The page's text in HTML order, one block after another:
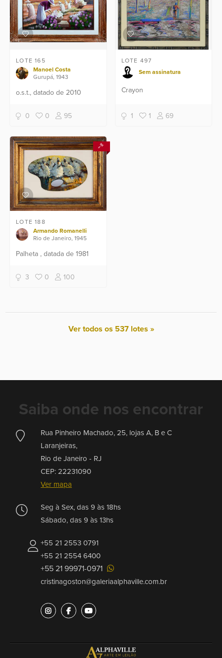
LOTE 165
Manoel Costa
Gurupá, 1943
o.s.t., datado de 2010
0 0 95
LOTE 497
Sem assinatura
Crayon
1 1 69
LOTE 188
Armando Romanelli
Rio de Janeiro, 1945
Palheta , datada de 1981
3 0 100
Ver todos os 537 lotes »
Saiba onde nos encontrar
Rua Pinheiro Machado, 25, lojas A, B e C
Laranjeiras,
Rio de Janeiro - RJ
CEP: 22231090
Ver mapa
Seg à Sex, das 9 às 18hs
Sábado, das 9 às 13hs
+55 21 2553 0791
+55 21 2554 6400
+55 21 99971-0971
cristinagoston@galeriaalphaville.com.br